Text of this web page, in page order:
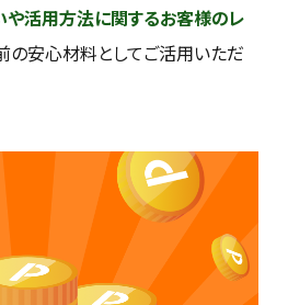
活用方法に関するお客様のレ
の安心材料としてご活用いただ